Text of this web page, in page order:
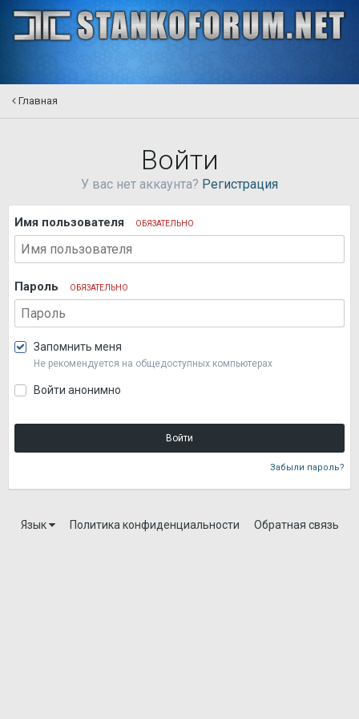
Главная
Войти
У вас нет аккаунта? Регистрация
Имя пользователя ОБЯЗАТЕЛЬНО
Пароль ОБЯЗАТЕЛЬНО
Запомнить меня
Не рекомендуется на общедоступных компьютерах
Войти анонимно
Войти
Забыли пароль?
Язык Политика конфиденциальности Обратная связь